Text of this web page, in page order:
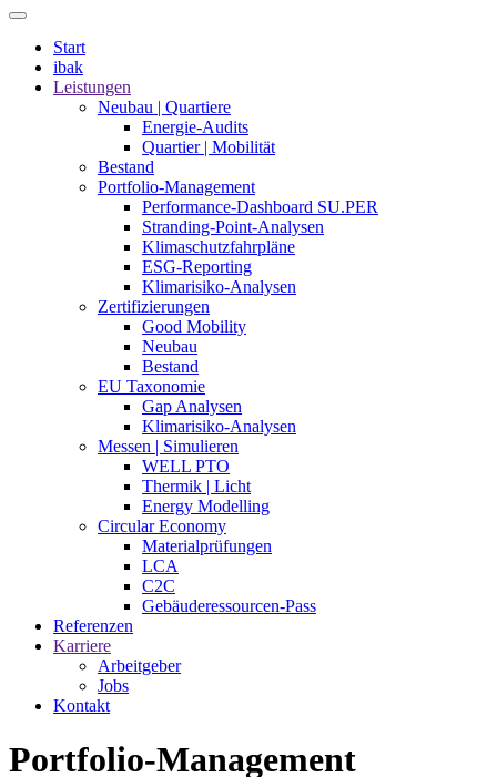
Start
ibak
Leistungen
Neubau | Quartiere
Energie-Audits
Quartier | Mobilität
Bestand
Portfolio-Management
Performance-Dashboard SU.PER
Stranding-Point-Analysen
Klimaschutzfahrpläne
ESG-Reporting
Klimarisiko-Analysen
Zertifizierungen
Good Mobility
Neubau
Bestand
EU Taxonomie
Gap Analysen
Klimarisiko-Analysen
Messen | Simulieren
WELL PTO
Thermik | Licht
Energy Modelling
Circular Economy
Materialprüfungen
LCA
C2C
Gebäuderessourcen-Pass
Referenzen
Karriere
Arbeitgeber
Jobs
Kontakt
Portfolio-Management